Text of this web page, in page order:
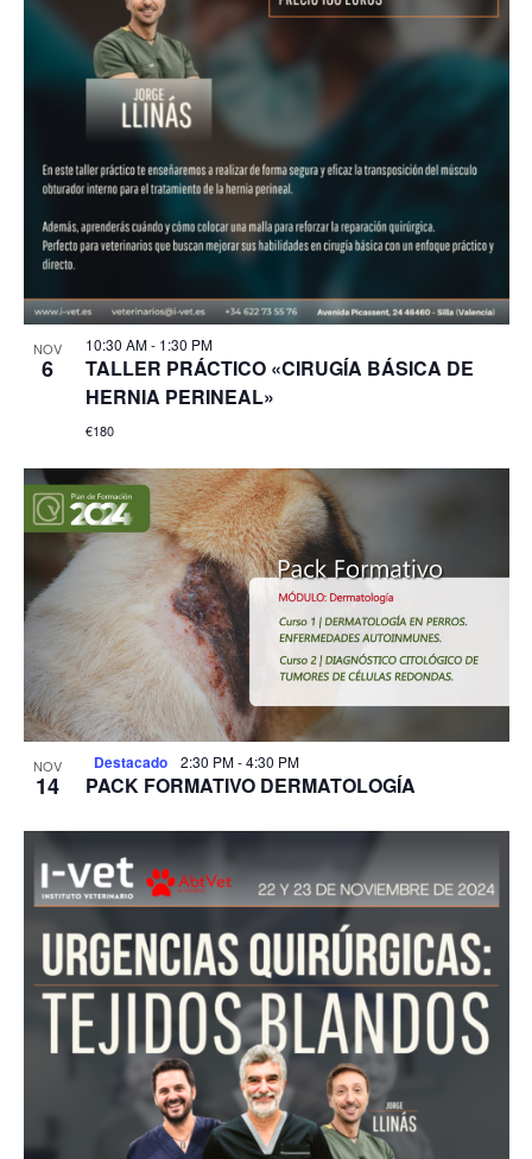
NOV
6
10:30 AM- 1:30 PM
TALLER PRÁCTICO «CIRUGÍA BÁSICA DE
HERNIA PERINEAL»
€180
NOV
14
Destacado 2:30 PM-4:30 PM
PACK FORMATIVO DERMATOLOGÍA